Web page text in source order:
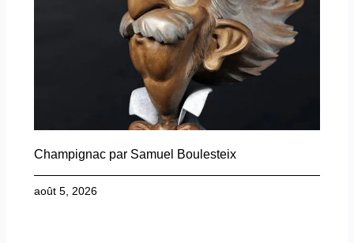
Champignac par Samuel Boulesteix
août 5, 2026